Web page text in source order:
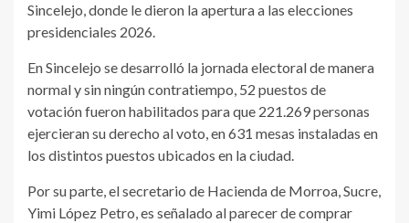
Sincelejo, donde le dieron la apertura a las elecciones
presidenciales 2026.
En Sincelejo se desarrolló la jornada electoral de manera
normal y sin ningún contratiempo, 52 puestos de
votación fueron habilitados para que 221.269 personas
ejercieran su derecho al voto, en 631 mesas instaladas en
los distintos puestos ubicados en la ciudad.
Por su parte, el secretario de Hacienda de Morroa, Sucre,
Yimi López Petro, es señalado al parecer de comprar